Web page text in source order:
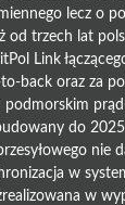
lecz o
od trzech lat
Link
back oraz za
podmorskim
do
nie
w
w